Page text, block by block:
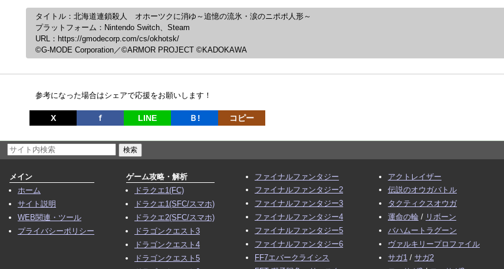
タイトル：北海道連鎖殺人 オホーツクに消ゆ～追憶の流氷・涙のニポポ人形～
プラットフォーム：Nintendo Switch、Steam
URL：https://gmodecorp.com/cs/okhotsk/
©G-MODE Corporation／©ARMOR PROJECT ©KADOKAWA
参考になった場合はシェアで応援をお願いします！
X ｆ LINE Ｂ! コピー
メイン
ホーム
サイト説明
WEB関連・ツール
プライバシーポリシー
ゲーム攻略・解析
ドラクエ1(FC)
ドラクエ1(SFC/スマホ)
ドラクエ2(SFC/スマホ)
ドラゴンクエスト3
ドラゴンクエスト4
ドラゴンクエスト5
ファイナルファンタジー
ファイナルファンタジー2
ファイナルファンタジー3
ファイナルファンタジー4
ファイナルファンタジー5
ファイナルファンタジー6
FF7エバークライシス
アクトレイザー
伝説のオウガバトル
タクティクスオウガ
運命の輪 / リボーン
バハムートラグーン
ヴァルキリープロファイル
サガ1 / サガ2